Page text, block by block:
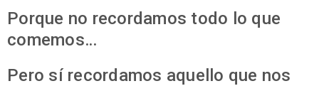
Porque no recordamos todo lo que
comemos…
Pero sí recordamos aquello que nos